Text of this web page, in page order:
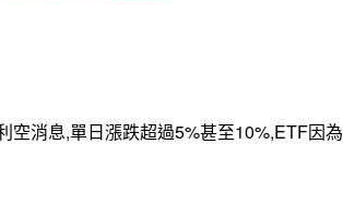
空消息,單日漲跌超過5%甚至10%,ETF因為